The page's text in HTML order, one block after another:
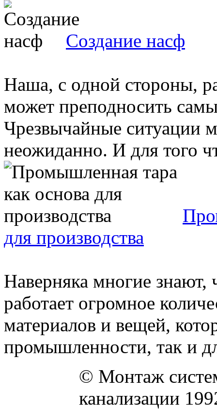
Создание насф
Наша, с одной стороны,
может преподносить
Чрезвычайные ситуации
неожиданно. И для того
для производства
Наверняка многие
работает огромное
материалов и вещей,
промышленности, так и
© Монтаж
канализации